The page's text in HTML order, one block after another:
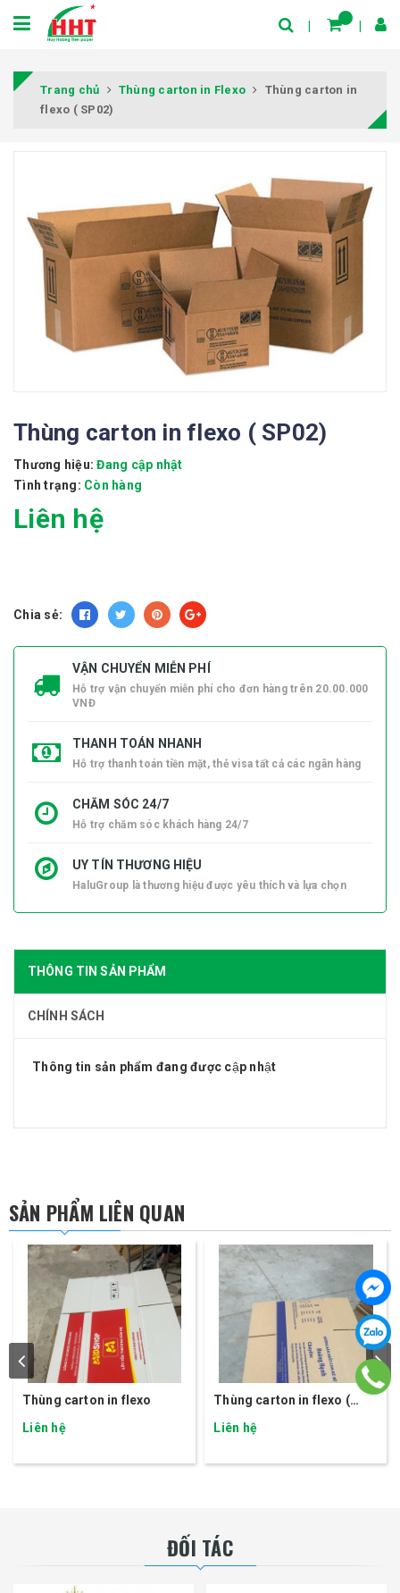
Trang chủ Thùng carton in Flexo
Thùng carton in
flexo ( SP02)
Thùng carton in flexo ( SP02)
Thương hiệu: Đang cập nhật
Tình trạng: Còn hàng
Liên hệ
Chia sẻ:
VẬN CHUYỂN MIỄN PHÍ
Hỗ trợ vận chuyển miễn phí cho đơn hàng trên 20.00.000
VNĐ
THANH TOÁN NHANH
Hỗ trợ thanh toán tiền mặt, thẻ visa tất cả các ngân hàng
CHĂM SÓC 24/7
Hỗ trợ chăm sóc khách hàng 24/7
UY TÍN THƯƠNG HIỆU
HaluGroup là thương hiệu được yêu thích và lựa chọn
THÔNG TIN SẢN PHẨM
CHÍNH SÁCH
Thông tin sản phẩm đang được cập nhật
SẢN PHẨM LIÊN QUAN
Thùng carton in flexo
Liên hệ
Thùng carton in flexo (
SP03)
Liên hệ
ĐỐI TÁC